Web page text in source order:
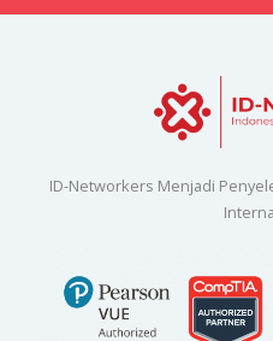
ID-Networkers Menjadi